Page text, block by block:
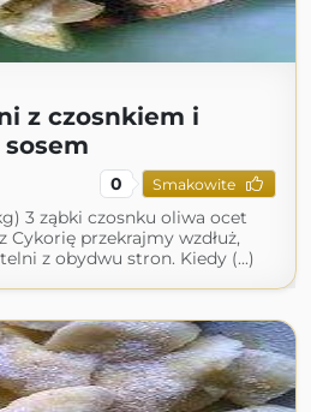
z czosnkiem i
0 Smakowite
3 ząbki czosnku oliwa ocet
Cykorię przekrajmy wzdłuż,
z obydwu stron. Kiedy (...)